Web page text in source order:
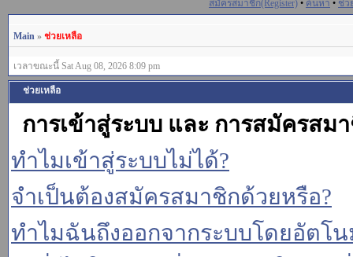
สมัครสมาชิก(Register) • ค้นหา • ช่ว
Main » ช่วยเหลือ
เวลาขณะนี้ Sat Aug 08, 2026 8:09 pm
ช่วยเหลือ
การเข้าสู่ระบบ และ การสมัครสม
ทำไมเข้าสู่ระบบไม่ได้?
จำเป็นต้องสมัครสมาชิกด้วยหรือ?
ทำไมฉันถึงออกจากระบบโดยอัตโ